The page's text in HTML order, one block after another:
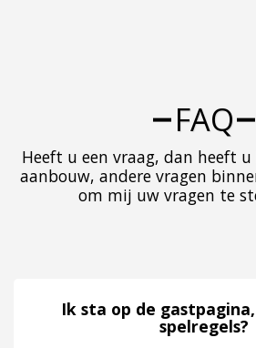
FAQ
Heeft u een vraag, dan heeft
aanbouw, andere vragen
om mij uw vragen te
Ik sta op de
spelregels?